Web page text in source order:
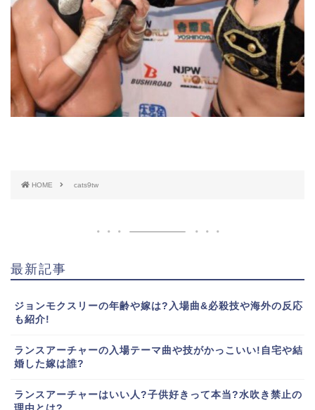
HOME cats9tw
最新記事
ジョンモクスリーの年齢や嫁は?入場曲&必殺技や海外の反応
も紹介!
ランスアーチャーの入場テーマ曲や技がかっこいい!自宅や結
婚した嫁は誰?
ランスアーチャーはいい人?子供好きって本当?水吹き禁止の